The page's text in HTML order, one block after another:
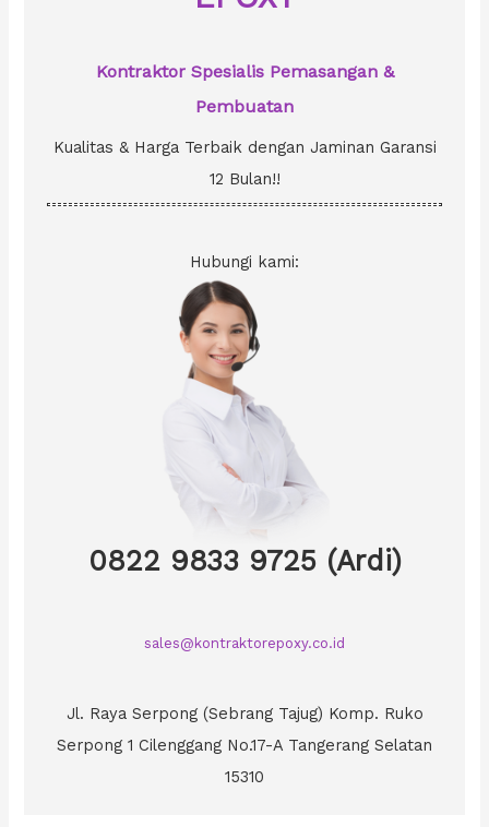
Kontraktor Spesialis Pemasangan &
Pembuatan
Kualitas & Harga Terbaik dengan Jaminan Garansi
12 Bulan!!
Hubungi kami:
0822 9833 9725 (Ardi)
sales@kontraktorepoxy.co.id
Jl. Raya Serpong (Sebrang Tajug) Komp. Ruko
Serpong 1 Cilenggang No.17-A Tangerang Selatan
15310